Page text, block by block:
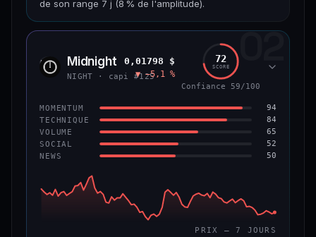
CONFIANCE
de son range 7 j (8 % de l'amplitude).
CAP. MARCHÉ VOLUME 24 H
VAR. 7 J VAR. 30 J
−16,9 %
VS ATH
−80,6 %
CONFIANCE 65/100
02
NIGH Midnight
NIGHT · capi #125
0,01798 $
▼ −5,1 %
72
SCORE
Confiance 59/100
MOMENTUM 94
TECHNIQUE 84
VOLUME 65
SOCIAL 52
NEWS 50
PRIX — 7 JOURS